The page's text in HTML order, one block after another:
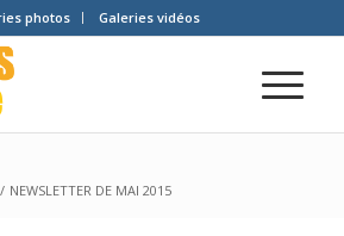
photos Galeries vidéos
/ NEWSLETTER DE MAI 2015